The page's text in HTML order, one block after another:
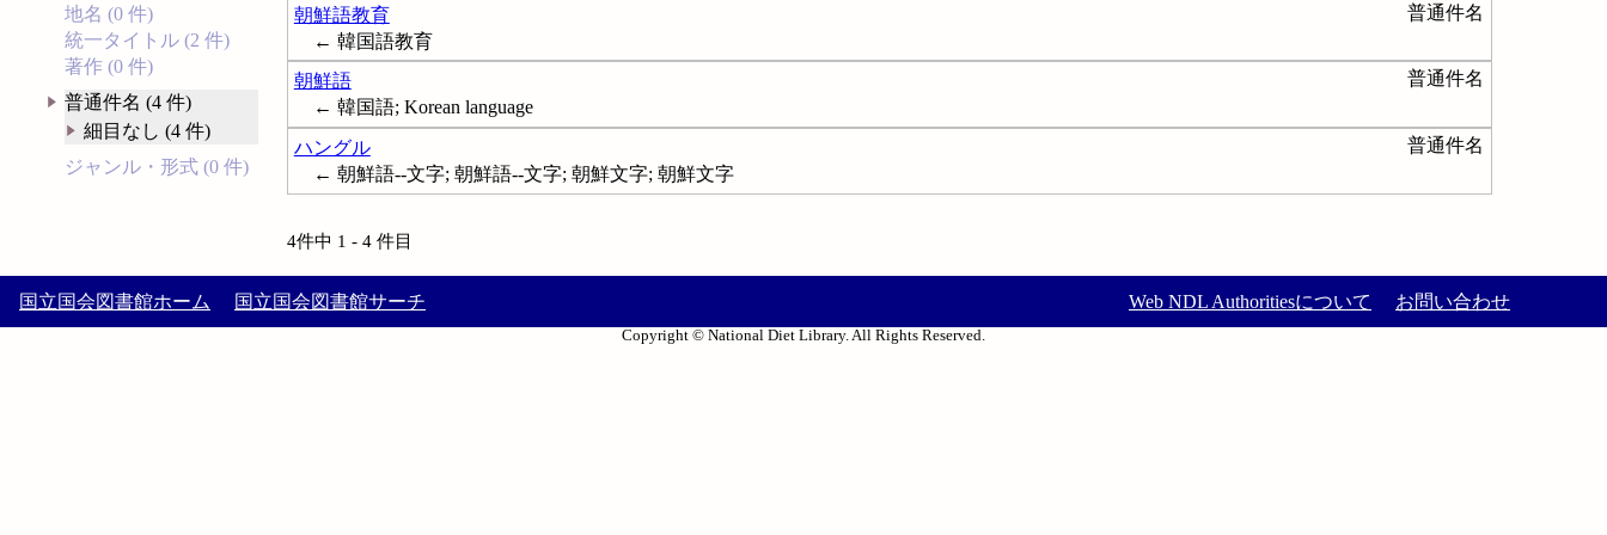
地名 (0 件)
統一タイトル (2 件)
著作 (0 件)
普通件名 (4 件)
細目なし (4 件)
ジャンル・形式 (0 件)
朝鮮語教育
普通件名
← 韓国語教育
朝鮮語
普通件名
← 韓国語; Korean language
ハングル
普通件名
← 朝鮮語--文字; 朝鮮語--文字; 朝鮮文字; 朝鮮文字
4件中 1 - 4 件目
国立国会図書館ホーム 国立国会図書館サーチ Web NDL Authoritiesについて お問い合わせ
Copyright © National Diet Library. All Rights Reserved.